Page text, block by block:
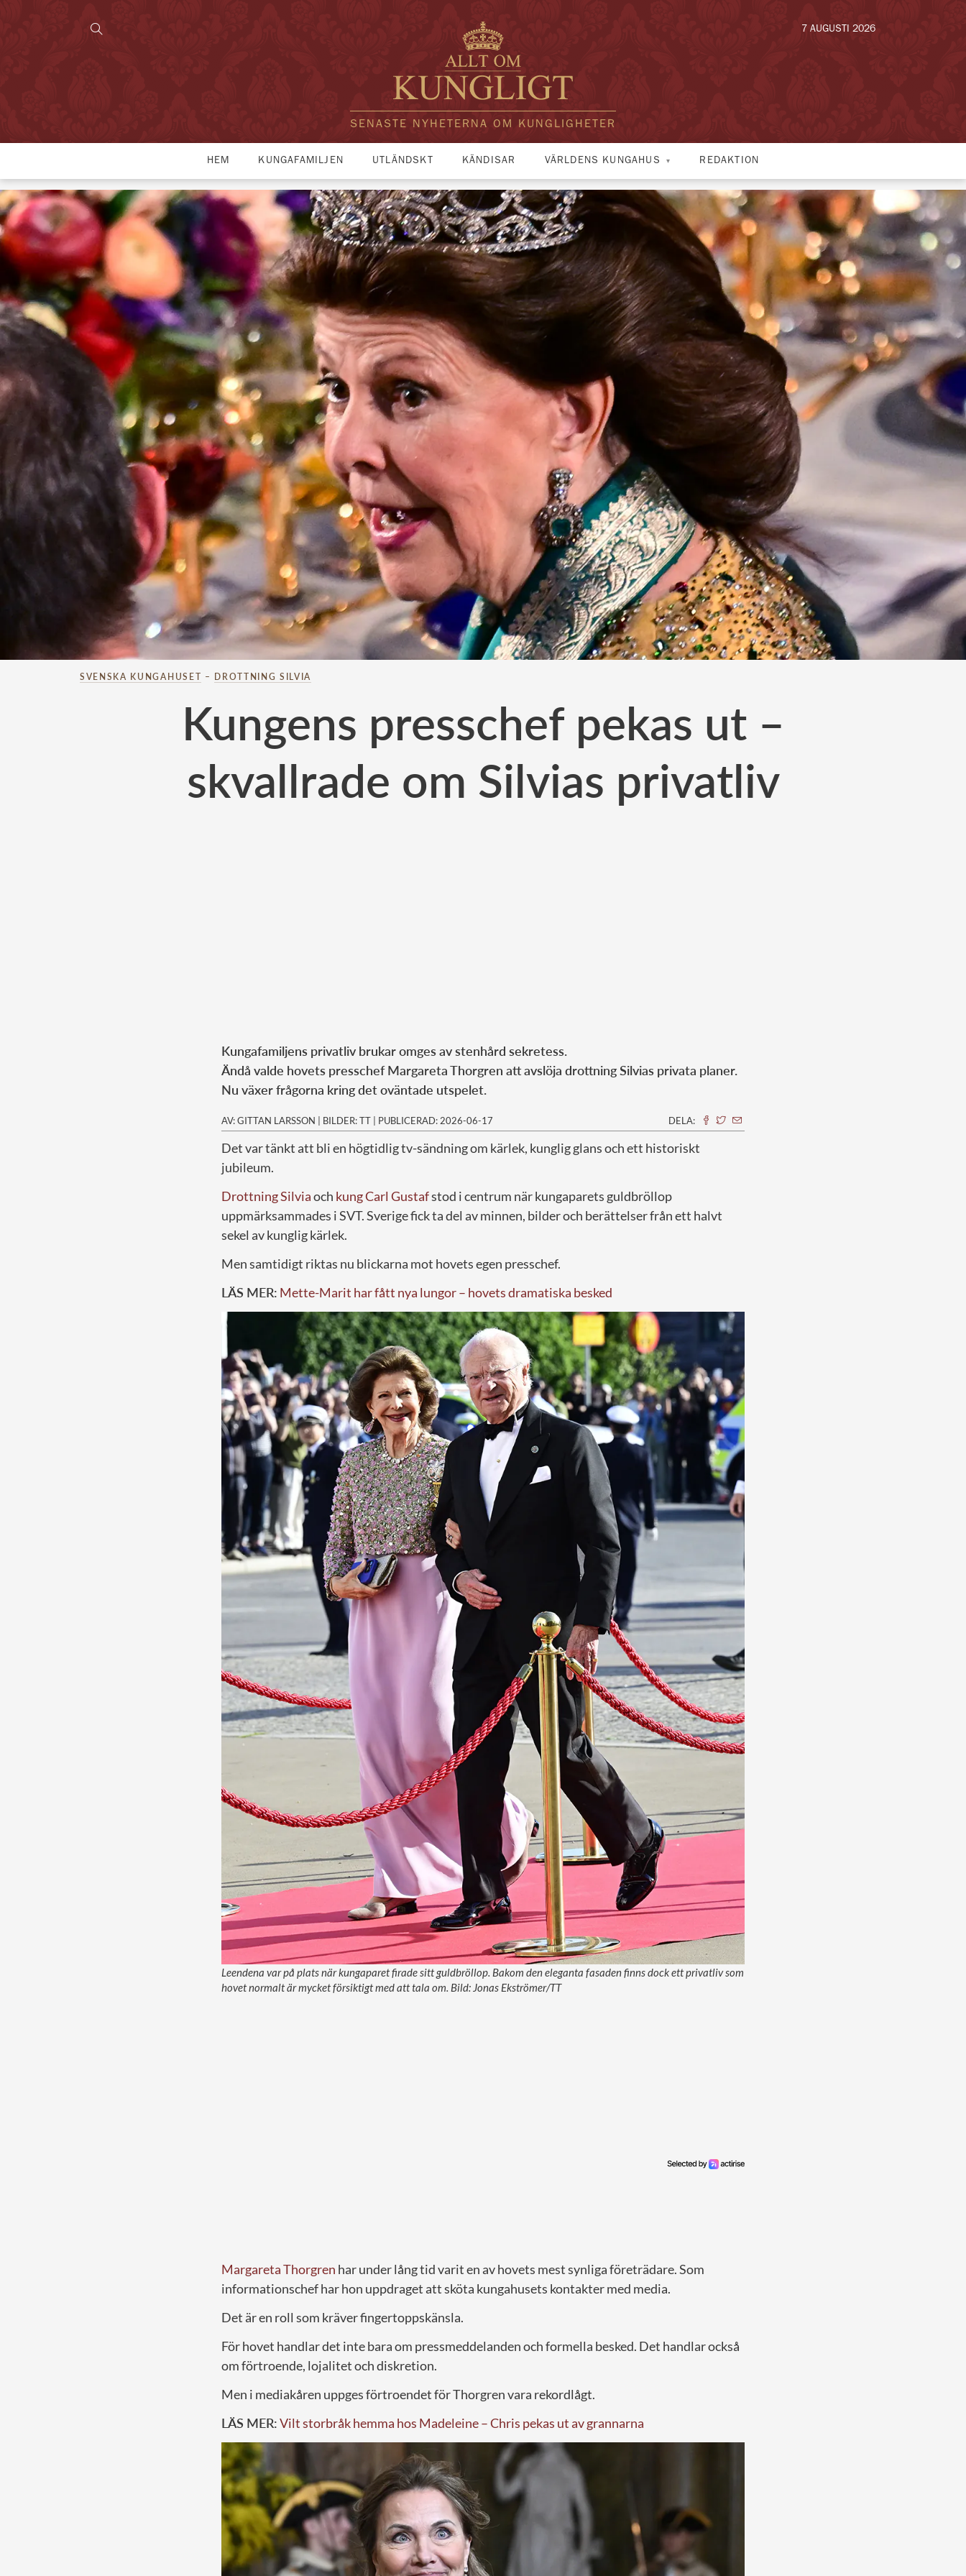
SENASTE NYHETERNA OM KUNGLIGHETER
7 AUGUSTI 2026
HEM KUNGAFAMILJEN UTLÄNDSKT KÄNDISAR VÄRLDENS KUNGAHUS REDAKTION
SVENSKA KUNGAHUSET – DROTTNING SILVIA
Kungens presschef pekas ut –
skvallrade om Silvias privatliv
Kungafamiljens privatliv brukar omges av stenhård sekretess.
Ändå valde hovets presschef Margareta Thorgren att avslöja drottning Silvias privata planer.
Nu växer frågorna kring det oväntade utspelet.
AV: GITTAN LARSSON | BILDER: TT | PUBLICERAD: 2026-06-17 DELA:
Det var tänkt att bli en högtidlig tv-sändning om kärlek, kunglig glans och ett historiskt
jubileum.
Drottning Silviaoch kung Carl Gustafstod i centrum när kungaparets guldbröllop
uppmärksammades i SVT. Sverige fick ta del av minnen, bilder och berättelser från ett halvt
sekel av kunglig kärlek.
Men samtidigt riktas nu blickarna mot hovets egen presschef.
LÄS MER: Mette-Marit har fått nya lungor – hovets dramatiska besked
Leendena var på plats när kungaparet firade sitt guldbröllop. Bakom den eleganta fasaden finns dock ett privatliv som
hovet normalt är mycket försiktigt med att tala om. Bild: Jonas Ekströmer/TT
Margareta Thorgren har under lång tid varit en av hovets mest synliga företrädare. Som
informationschef har hon uppdraget att sköta kungahusets kontakter med media.
Det är en roll som kräver fingertoppskänsla.
För hovet handlar det inte bara om pressmeddelanden och formella besked. Det handlar också
om förtroende, lojalitet och diskretion.
Men i mediakåren uppges förtroendet för Thorgren vara rekordlågt.
LÄS MER:Vilt storbråk hemma hos Madeleine – Chris pekas ut av grannarna